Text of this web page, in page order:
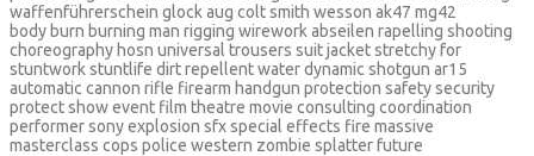
waffenführerschein glock aug colt smith wesson ak47 mg42
body burn burning man rigging wirework abseilen rapelling shooting
choreography hosn universal trousers suit jacket stretchy for
stuntwork stuntlife dirt repellent water dynamic shotgun ar15
automatic cannon rifle firearm handgun protection safety security
protect show event film theatre movie consulting coordination
performer sony explosion sfx special effects fire massive
masterclass cops police western zombie splatter future